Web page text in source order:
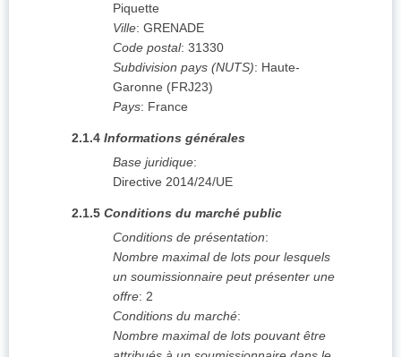
Piquette
Ville: GRENADE
Code postal: 31330
Subdivision pays (NUTS): Haute-
Garonne (FRJ23)
Pays: France
2.1.4 Informations générales
Base juridique:
Directive 2014/24/UE
2.1.5 Conditions du marché public
Conditions de présentation:
Nombre maximal de lots pour lesquels
un soumissionnaire peut présenter une
offre: 2
Conditions du marché:
Nombre maximal de lots pouvant être